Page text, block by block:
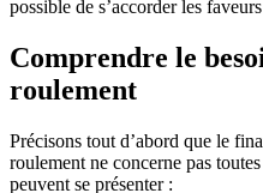
possible de s’accorder les
Comprendre le
roulement
Précisons tout d’abord que le
roulement ne concerne pas
peuvent se présenter :